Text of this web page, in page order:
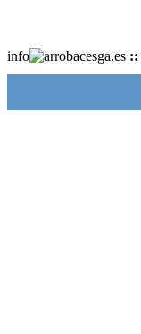
info cesga.es ::